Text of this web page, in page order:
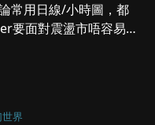
常用日線/小時圖，都
要面對震盪市唔容易，
世界